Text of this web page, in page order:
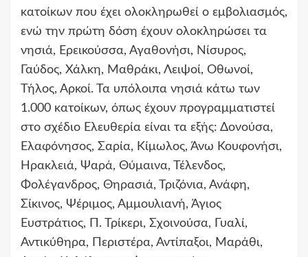
κατοίκων που έχει ολοκληρωθεί ο εμβολιασμός,
ενώ την πρώτη δόση έχουν ολοκληρώσει τα
νησιά, Ερεικούσσα, Αγαθονήσι, Νίσυρος,
Γαύδος, Χάλκη, Μαθράκι, Λειψοί, Οθωνοί,
Τήλος, Αρκοί. Τα υπόλοιπα νησιά κάτω των
1.000 κατοίκων, όπως έχουν προγραμματιστεί
στο σχέδιο Ελευθερία είναι τα εξής: Δονούσα,
Ελαφόνησος, Σαρία, Κίμωλος, Άνω Κουφονήσι,
Ηρακλειά, Ψαρά, Θύμαινα, Τέλενδος,
Φολέγανδρος, Θηρασιά, Τριζόνια, Ανάφη,
Σίκινος, Ψέριμος, Αμμουλιανή, Άγιος
Ευστράτιος, Π. Τρίκερι, Σχοινούσα, Γυαλί,
Αντικύθηρα, Περιστέρα, Αντίπαξοι, Μαράθι,